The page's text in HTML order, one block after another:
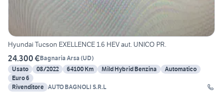
Hyundai Tucson EXELLENCE 1.6 HEV aut. UNICO PR.
24.300 €Bagnaria Arsa (UD)
Usato
08/2022 64100 Km Mild Hybrid Benzina
Automatico
Euro 6
Rivenditore AUTO BAGNOLI S.R.L